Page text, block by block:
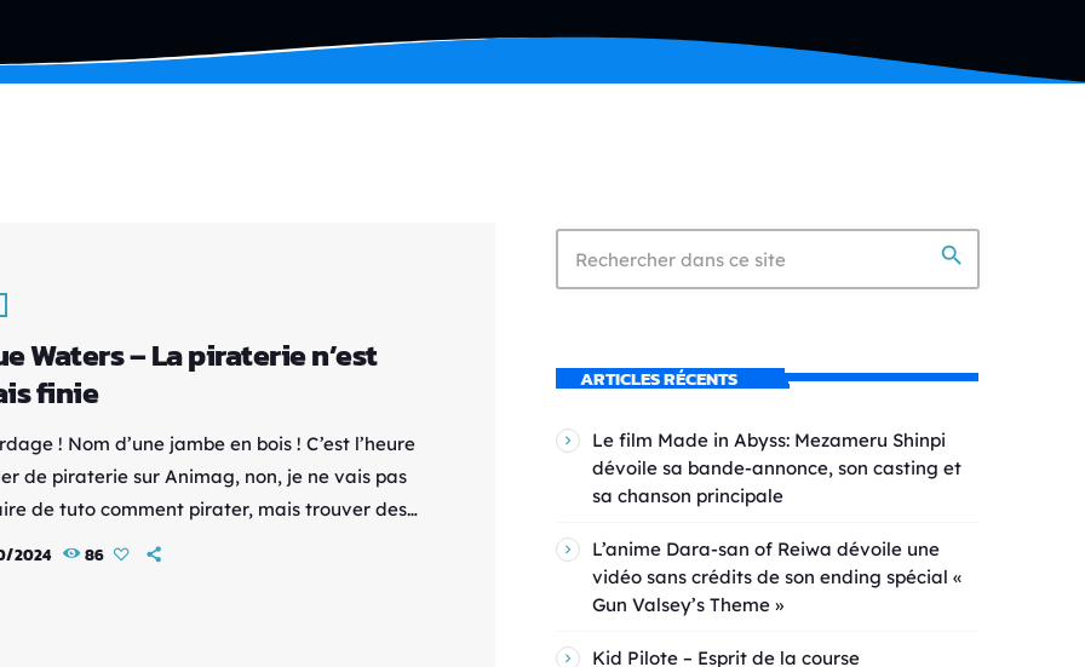
Waters – La piraterie n’est
finie
! Nom d’une jambe en bois ! C’est l’heure
de piraterie sur Animag, non, je ne vais pas
de tuto comment pirater, mais trouver des
mille sabords au côté du fameux Capitaine
2024 86
search
ARTICLES RÉCENTS
Le film Made in Abyss: Mezameru Shinpi
dévoile sa bande-annonce, son casting et
sa chanson principale
L’anime Dara-san of Reiwa dévoile une
vidéo sans crédits de son ending spécial «
Gun Valsey’s Theme »
Kid Pilote – Esprit de la course